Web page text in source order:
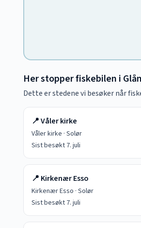
Her stopper fiskebilen i
Dette er stedene vi besøker når
📍Våler kirke
Våler kirke · Solør
Sist besøkt 7. juli
📍 Kirkenær Esso
Kirkenær Esso · Solør
Sist besøkt 7. juli